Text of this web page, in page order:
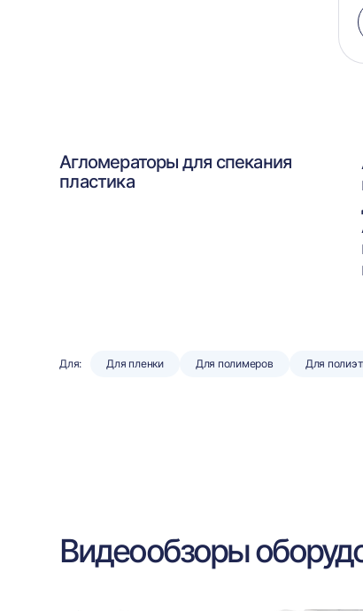
Агломераторы для спекания
пластика
Для: Для пленки Для полимеров Для
Видеообзоры